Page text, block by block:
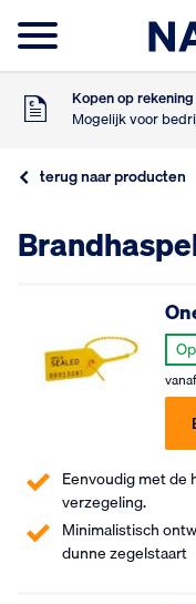
Dinsdag in huis
9
Klanten geven ons
Op basis van 453
Kopen op rekening
Mogelijk voor
Zondag besteld
9,5
Klanten geven ons
Op basis van 453
Gratis verzending
Vanaf €75,- excl.
Zondag besteld
Dinsdag in huis
terug naar producten
Eenvoudig met de
verzegeling.
Minimalistisch
dunne zegelstaart